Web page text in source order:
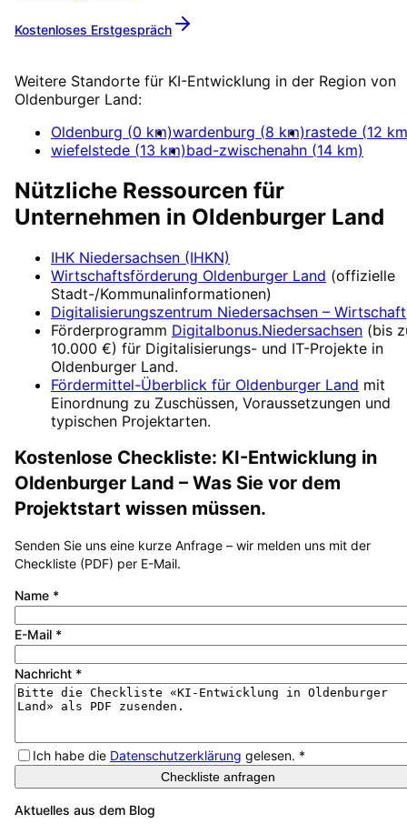
Kostenloses Erstgespräch
Weitere Standorte für KI-Entwicklung in der Region von
Oldenburger Land:
Oldenburg (0 km)wardenburg (8 km)rastede (12
wiefelstede (13 km)bad-zwischenahn (14 km)
Nützliche Ressourcen für
Unternehmen in Oldenburger Land
IHK Niedersachsen (IHKN)
Wirtschaftsförderung Oldenburger Land (offizielle
Stadt-/Kommunalinformationen)
Digitalisierungszentrum Niedersachsen – Wirtschaft
Förderprogramm Digitalbonus.Niedersachsen (bis
10.000 €) für Digitalisierungs- und IT-Projekte in
Oldenburger Land.
Fördermittel-Überblick für Oldenburger Land mit
Einordnung zu Zuschüssen, Voraussetzungen und
typischen Projektarten.
Kostenlose Checkliste: KI-Entwicklung in
Oldenburger Land – Was Sie vor dem
Projektstart wissen müssen.
Senden Sie uns eine kurze Anfrage – wir melden uns mit der
Checkliste (PDF) per E-Mail.
Name *
E-Mail *
Nachricht *
Ich habe die Datenschutzerklärung gelesen. *
Checkliste anfragen
Aktuelles aus dem Blog